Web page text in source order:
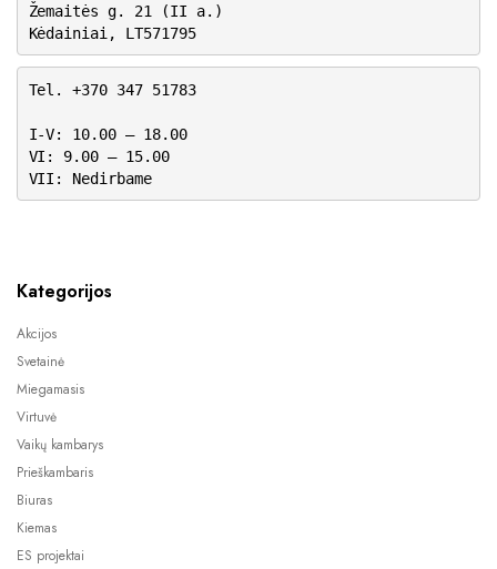
Žemaitės g. 21 (II a.)
Kėdainiai, LT571795
Tel. +370 347 51783
I-V: 10.00 – 18.00
VI: 9.00 – 15.00
VII: Nedirbame
Kategorijos
Akcijos
Svetainė
Miegamasis
Virtuvė
Vaikų kambarys
Prieškambaris
Biuras
Kiemas
ES projektai